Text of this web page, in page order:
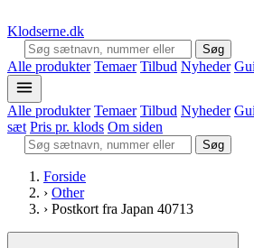
Klodserne.dk
Søg
Alle produkter Temaer Tilbud Nyheder
Alle produkter Temaer Tilbud Nyheder
sæt Pris pr. klods Om siden
Søg
Forside
› Other
› Postkort fra Japan 40713